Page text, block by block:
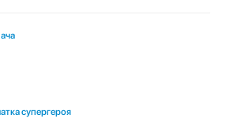
супергероя